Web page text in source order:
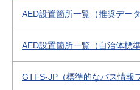
AED設置箇所一覧（推奨データ
AED設置箇所一覧（自治体標
GTFS-JP（標準的なバス情報